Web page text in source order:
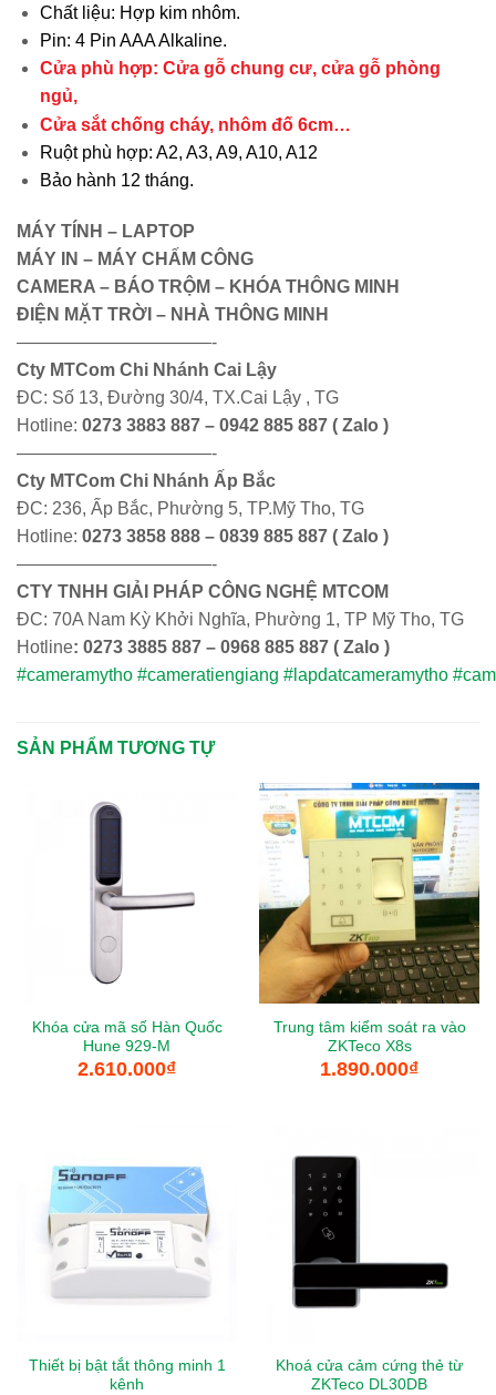
Chất liệu: Hợp kim nhôm.
Pin: 4 Pin AAA Alkaline.
Cửa phù hợp: Cửa gỗ chung cư, cửa gỗ phòng
ngủ,
Cửa sắt chống cháy, nhôm đố 6cm…
Ruột phù hợp: A2, A3, A9, A10, A12
Bảo hành 12 tháng.
MÁY TÍNH – LAPTOP
MÁY IN – MÁY CHẤM CÔNG
CAMERA – BÁO TRỘM – KHÓA THÔNG MINH
ĐIỆN MẶT TRỜI – NHÀ THÔNG MINH
———————————-
Cty MTCom Chi Nhánh Cai Lậy
ĐC: Số 13, Đường 30/4, TX.Cai Lậy , TG
Hotline: 0273 3883 887 – 0942 885 887 ( Zalo )
———————————-
Cty MTCom Chi Nhánh Ấp Bắc
ĐC: 236, Ấp Bắc, Phường 5, TP.Mỹ Tho, TG
Hotline: 0273 3858 888 – 0839 885 887 ( Zalo )
———————————-
CTY TNHH GIẢI PHÁP CÔNG NGHỆ MTCOM
ĐC: 70A Nam Kỳ Khởi Nghĩa, Phường 1, TP Mỹ Tho, TG
Hotline: 0273 3885 887 – 0968 885 887 ( Zalo )
#cameramytho #cameratiengiang #lapdatcameramytho
SẢN PHẨM TƯƠNG TỰ
Khóa cửa mã số Hàn Quốc
Hune 929-M
2.610.000₫
Trung tâm kiểm soát ra vào
ZKTeco X8s
1.890.000₫
Thiết bị bật tắt thông minh 1
kênh
Khoá cửa cảm cứng thẻ từ
ZKTeco DL30DB